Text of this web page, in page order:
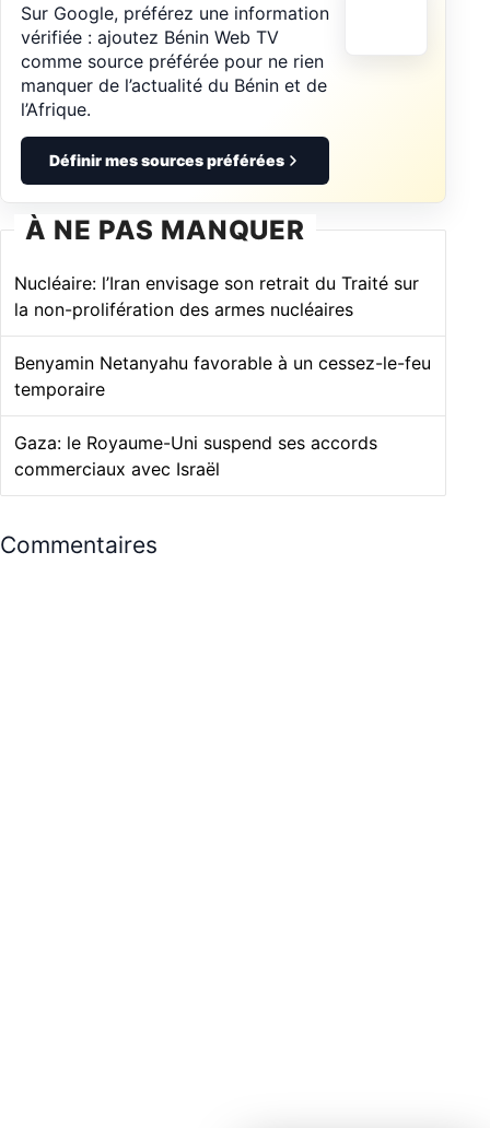
Sur Google, préférez une information
vérifiée : ajoutez Bénin Web TV
comme source préférée pour ne rien
manquer de l’actualité du Bénin et de
l’Afrique.
Définir mes sources préférées
À NE PAS MANQUER
Nucléaire: l’Iran envisage son retrait du Traité sur
la non-prolifération des armes nucléaires
Benyamin Netanyahu favorable à un cessez-le-feu
temporaire
Gaza: le Royaume-Uni suspend ses accords
commerciaux avec Israël
Commentaires